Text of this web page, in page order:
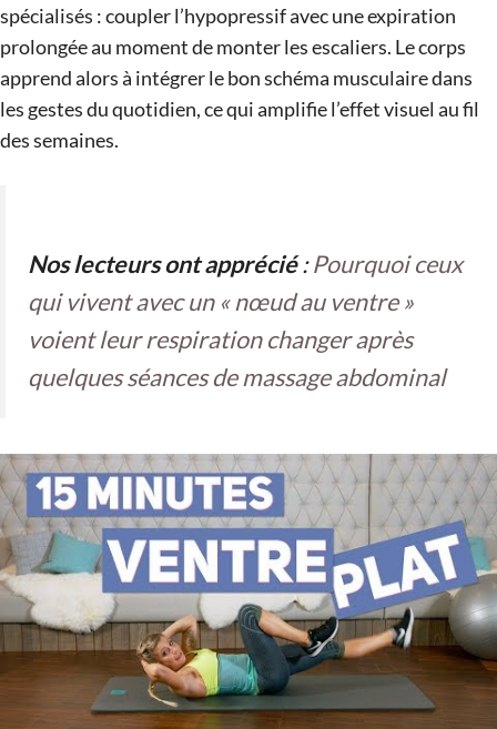
spécialisés : coupler l’hypopressif avec une expiration
prolongée au moment de monter les escaliers. Le corps
apprend alors à intégrer le bon schéma musculaire dans
les gestes du quotidien, ce qui amplifie l’effet visuel au fil
des semaines.
Nos lecteurs ont apprécié:Pourquoi ceux
qui vivent avec un « nœud au ventre »
voient leur respiration changer après
quelques séances de massage abdominal